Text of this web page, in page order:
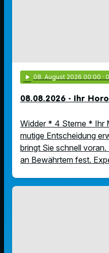
play_arrow 08. August 2026 00:00 ·
08.08.2026 - Ihr
Widder * 4 Sterne * Ihr
mutige Entscheidung
bringt Sie schnell
an Bewährtem fest.